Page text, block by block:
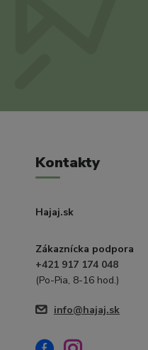
Kontakty
Hajaj.sk
Zákaznícka podpora
+421 917 174 048
(Po-Pia, 8-16 hod.)
info@hajaj.sk